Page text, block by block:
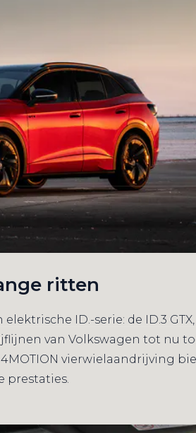
ritten
ID.-serie: de ID.3
van Volkswagen tot nu
4MOTION vierwielaandrijving
prestaties.